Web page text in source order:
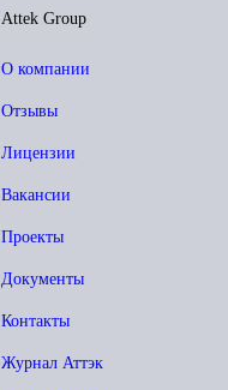
Attek Group
О компании
Отзывы
Лицензии
Вакансии
Проекты
Документы
Контакты
Журнал Аттэк